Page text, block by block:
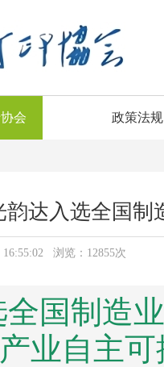
会 政策法规
韵达入选全国制
浏览：12855次
全国制造
业自主